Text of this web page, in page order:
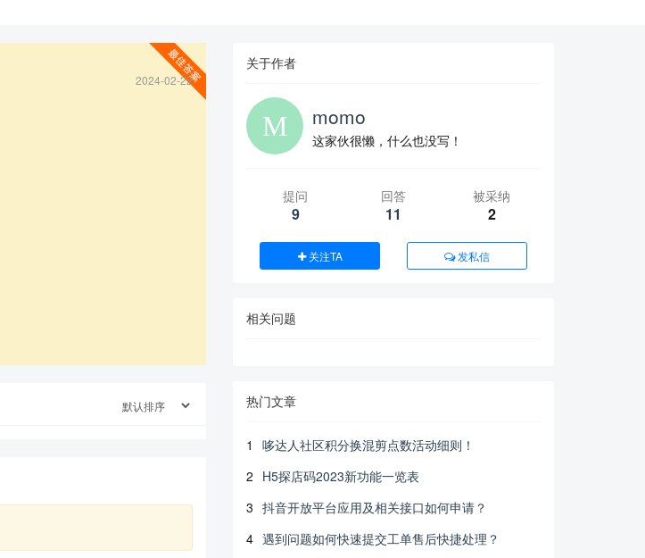
2024-02-22
关于作者
momo
这家伙很懒，什么也没写！
提问
9
回答
11
被采纳
2
关注TA 发私信
相关问题
热门文章
1
哆达人社区积分换混剪点数活动细则！
2 H5探店码2023新功能一览表
3 抖音开放平台应用及相关接口如何申请？
4 遇到问题如何快速提交工单售后快捷处理？